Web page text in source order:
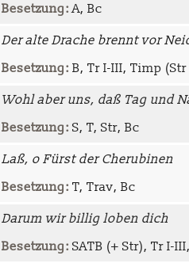
Besetzung:A, Bc
Der alte Drache brennt vor
Besetzung: B, Tr I-III, Timp
Wohl aber uns, daß Tag und
Besetzung: S, T, Str, Bc
Laß, o Fürst der Cherubinen
Besetzung: T, Trav, Bc
Darum wir billig loben dich
Besetzung: SATB (+ Str), Tr I-